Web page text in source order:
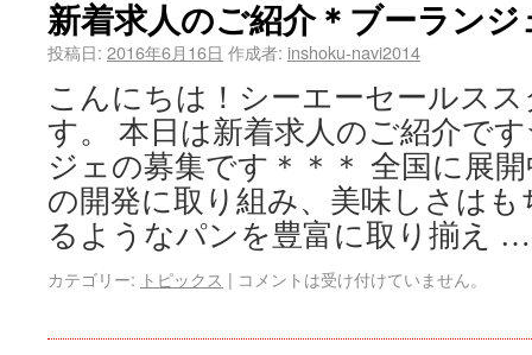
新着求人のご紹介＊ブーランジ
投稿日: 2016年6月16日 作成者: inshoku-navi2014
こんにちは！シーエーセールス
す。 本日は新着求人のご紹介で
ジェの募集です＊＊＊ 全国に展
の開発に取り組み、美味しさは
るようなパンを豊富に取り揃え
カテゴリー: トピックス | コメントは受け付けていません。